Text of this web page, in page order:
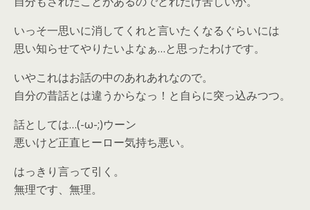
いっそ一思いに消してくれと言いたくなるぐらいには
思い知らせてやりたいよなぁ…と思ったわけです。
いやこれはお話の中のあれあれなので。
自分の昔話とは違うからなっ！と自らに突っ込みつつ。
話としては…(-ω-;)ウーン
悪いけど正直ヒーロー気持ち悪い。
はっきり言って引く。
無理です、無理。